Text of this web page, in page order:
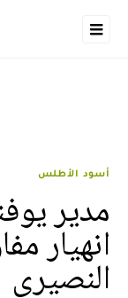
أسود الأطلس
مدير
انهيار
النصيري